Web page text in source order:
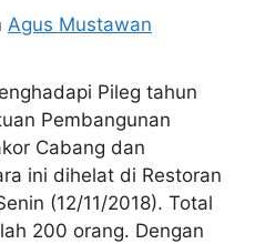
Agus Mustawan
Pileg tahun
Pembangunan
Cabang dan
ini dihelat di Restoran
(12/11/2018). Total
200 orang. Dengan